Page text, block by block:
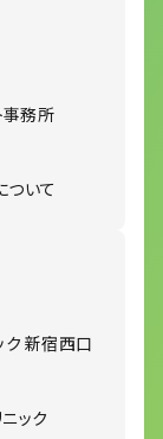
事務所
ついて
ク 新宿西口
ック